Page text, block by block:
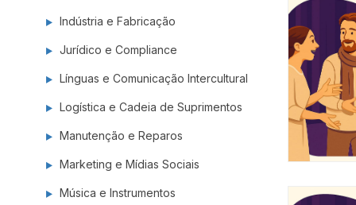
Indústria e Fabricação
Jurídico e Compliance
Línguas e Comunicação Intercultural
Logística e Cadeia de Suprimentos
Manutenção e Reparos
Marketing e Mídias Sociais
Música e Instrumentos